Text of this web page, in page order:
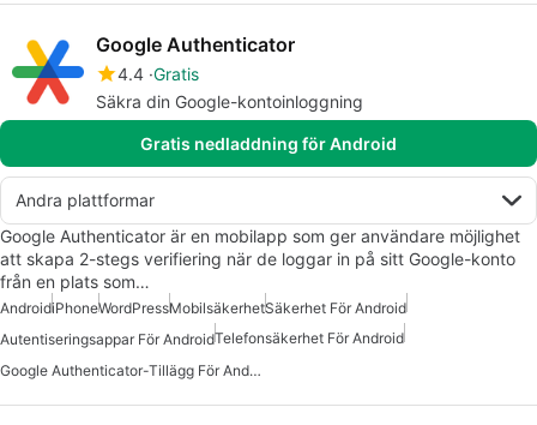
Google Authenticator
4.4 Gratis
Säkra din Google-kontoinloggning
Gratis nedladdning för Android
Andra plattformar
Google Authenticator är en mobilapp som ger användare möjlighet
att skapa 2-stegs verifiering när de loggar in på sitt Google-konto
från en plats som…
AndroidiPhoneWordPressMobilsäkerhetSäkerhet För Android
Autentiseringsappar För AndroidTelefonsäkerhet För Android
Google Authenticator-Tillägg För Android